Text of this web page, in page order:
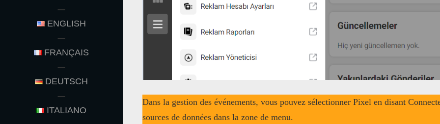
ENGLISH
FRANÇAIS
DEUTSCH
ITALIANO
Dans la gestion des événements, vous pouvez sélectionner Pixel en disant
sources de données dans la zone de menu.